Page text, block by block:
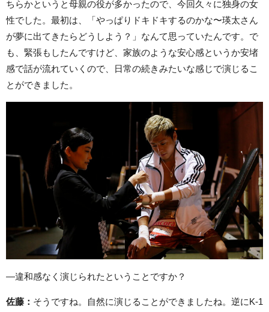
ちらかというと母親の役が多かったので、今回久々に独身の女
性でした。最初は、「やっぱりドキドキするのかな〜瑛太さん
が夢に出てきたらどうしよう？」なんて思っていたんです。で
も、緊張もしたんですけど、家族のような安心感というか安堵
感で話が流れていくので、日常の続きみたいな感じで演じるこ
とができました。
—違和感なく演じられたということですか？
佐藤： そうですね。自然に演じることができましたね。逆にK-1